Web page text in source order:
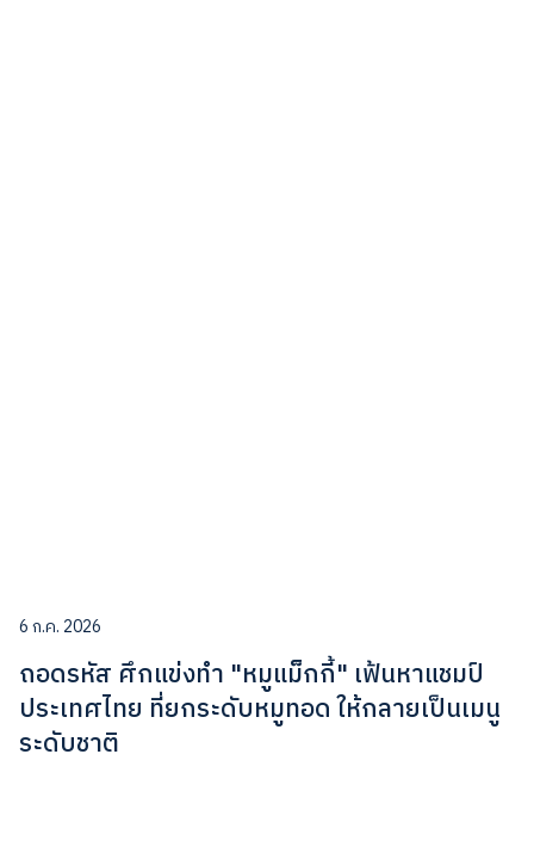
6 ก.ค. 2026
ถอดรหัส ศึกแข่งทำ "หมูแม็กกี้" เฟ้นหาแชมป์
ประเทศไทย ที่ยกระดับหมูทอด ให้กลายเป็นเมนู
ระดับชาติ